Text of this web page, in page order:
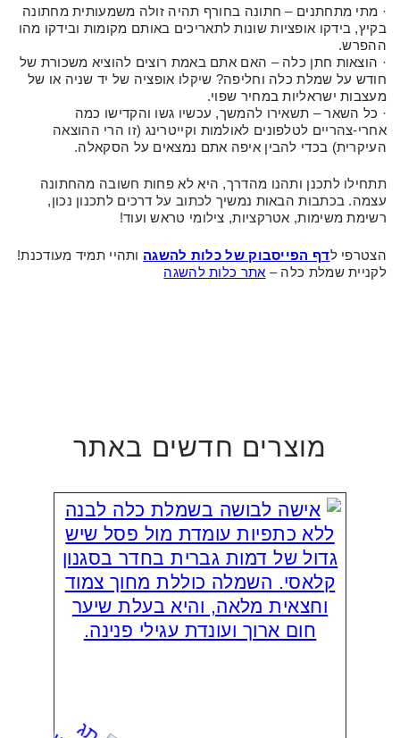
· מתי מתחתנים – חתונה בחורף תהיה זולה משמעותית מחתונה
בקיץ, בידקו אופציות שונות לתאריכים באותם מקומות ובידקו מהו
ההפרש.
· הוצאות חתן כלה – האם אתם באמת רוצים להוציא משכורת של
חודש על שמלת כלה וחליפה? שיקלו אופציה של יד שניה או של
מעצבות ישראליות במחיר שפוי.
· כל השאר – תשאירו להמשך, עכשיו גשו והקדישו כמה
אחרי-צהריים לטלפונים לאולמות וקייטרינג (זו הרי ההוצאה
העיקרית) בכדי להבין איפה אתם נמצאים על הסקאלה.
תתחילו לתכנן ותהנו מהדרך, היא לא פחות חשובה מהחתונה
עצמה. בכתבות הבאות נמשיך לכתוב על דרכים לתכנון נכון,
רשימת משימות, אטרקציות, צילומי טראש ועוד!
הצטרפי לדף הפייסבוק של כלות להשגה ותהיי תמיד מעודכנת!
לקניית שמלת כלה – אתר כלות להשגה
מוצרים חדשים באתר